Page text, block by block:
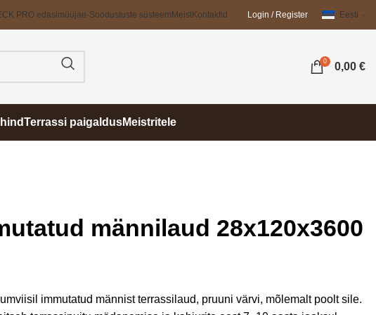
PRO edasimüüjae-Soodustuste süsteem MeistKontaktid Login / Register Eesti
0 0,00 €
Terrassi paigaldusMeistritele
männilaud 28x120x3600
immutatud männist terrassilaud, pruuni värvi, mõlemalt poolt sile.